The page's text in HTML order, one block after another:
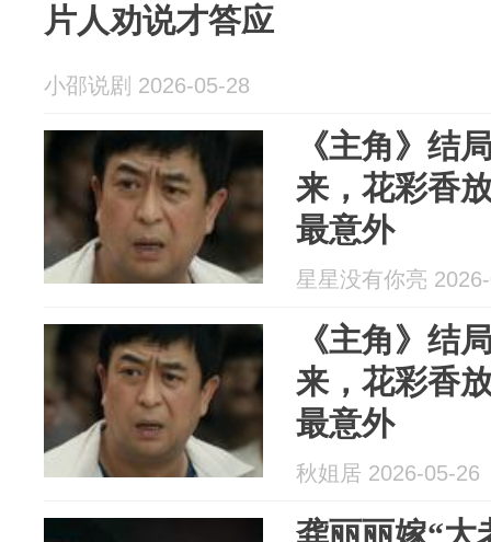
片人劝说才答应
小邵说剧 2026-05-28
《主角》结
来，花彩香
最意外
星星没有你亮
《主角》结
来，花彩香
最意外
秋姐居 2026-05-26
龚丽丽嫁“大